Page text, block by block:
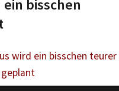
bisschen
wird ein bisschen teurer